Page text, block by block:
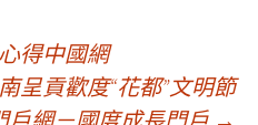
得中國網
呈貢歡度“花都”文明節